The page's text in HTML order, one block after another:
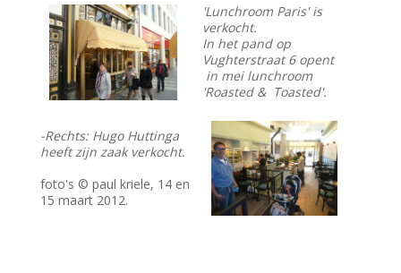
'Lunchroom Paris' is
verkocht.
In het pand op
Vughterstraat 6 opent
in mei lunchroom
'Roasted & Toasted'.
-Rechts: Hugo Huttinga
heeft zijn zaak verkocht.
foto's © paul kriele, 14 en
15 maart 2012.